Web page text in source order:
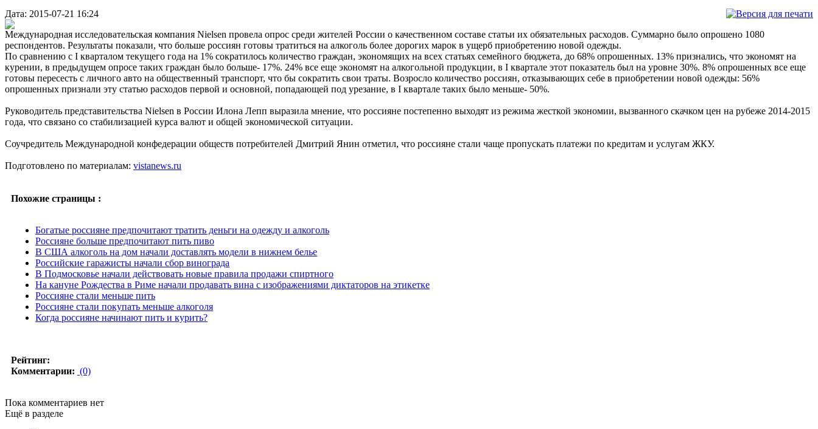
Дата: 2015-07-21 16:24
Международная исследовательская компания Nielsen провела опрос среди жителей России о качественном составе статьи их обязательных расходов. Суммарно было опрошено 1080
респондентов. Результаты показали, что больше россиян готовы тратиться на алкоголь более дорогих марок в ущерб приобретению новой одежды.
По сравнению с I кварталом текущего года на 1% сократилось количество граждан, экономящих на всех статьях семейного бюджета, до 68% опрошенных. 13% признались, что экономят на
курении, в предыдущем опросе таких граждан было больше- 17%. 24% все еще экономят на алкогольной продукции, в I квартале этот показатель был на уровне 30%. 8% опрошенных все еще
готовы пересесть с личного авто на общественный транспорт, что бы сократить свои траты. Возросло количество россиян, отказывающих себе в приобретении новой одежды: 56%
опрошенных признали эту статью расходов первой и основной, попадающей под урезание, в I квартале таких было меньше- 50%.
Руководитель представительства Nielsen в России Илона Лепп выразила мнение, что россияне постепенно выходят из режима жесткой экономии, вызванного скачком цен на рубеже 2014-2015
года, что связано со стабилизацией курса валют и общей экономической ситуации.
Соучредитель Международной конфедерации обществ потребителей Дмитрий Янин отметил, что россияне стали чаще пропускать платежи по кредитам и услугам ЖКУ.
Подготовлено по материалам: vistanews.ru
Похожие страницы :
Богатые россияне предпочитают тратить деньги на одежду и алкоголь
Россияне больше предпочитают пить пиво
В США алкоголь на дом начали доставлять модели в нижнем белье
Российские гаражисты начали сбор винограда
В Подмосковье начали действовать новые правила продажи спиртного
На кануне Рождества в Риме начали продавать вина с изображениями диктаторов на этикетке
Россияне стали меньше пить
Россияне стали покупать меньше алкоголя
Когда россияне начинают пить и курить?
Рейтинг:
Комментарии: (0)
Пока комментариев нет
Ещё в разделе